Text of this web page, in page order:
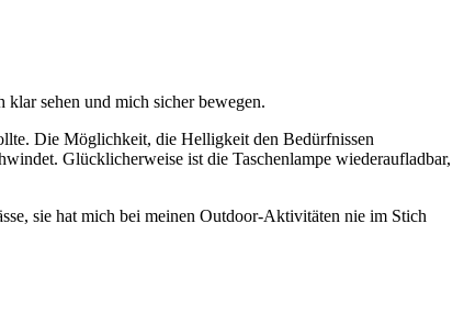
sehen und mich sicher bewegen.
Die Möglichkeit, die Helligkeit den Bedürfnissen
Glücklicherweise ist die Taschenlampe wiederaufladbar,
sie hat mich bei meinen Outdoor-Aktivitäten nie im Stich